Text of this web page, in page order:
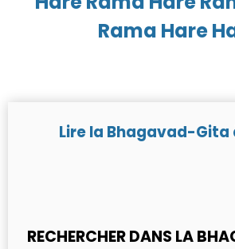
Rama Hare
Lire la Bhagavad-Gita
RECHERCHER DANS LA